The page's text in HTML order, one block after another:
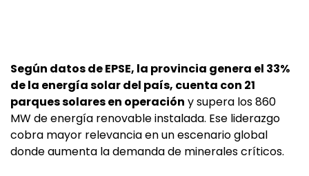
Según datos de EPSE, la provincia genera el 33%
de la energía solar del país, cuenta con 21
parques solares en operación y supera los 860
MW de energía renovable instalada. Ese liderazgo
cobra mayor relevancia en un escenario global
donde aumenta la demanda de minerales críticos.